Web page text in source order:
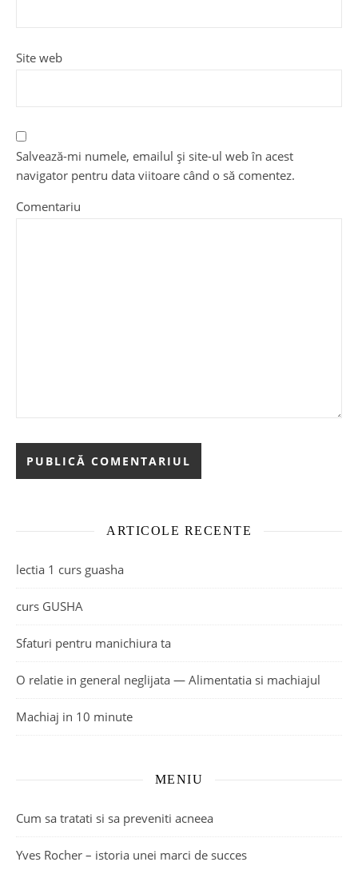
Site web
Salvează-mi numele, emailul și site-ul web în acest
navigator pentru data viitoare când o să comentez.
Comentariu
ARTICOLE RECENTE
lectia 1 curs guasha
curs GUSHA
Sfaturi pentru manichiura ta
O relatie in general neglijata — Alimentatia si machiajul
Machiaj in 10 minute
MENIU
Cum sa tratati si sa preveniti acneea
Yves Rocher – istoria unei marci de succes